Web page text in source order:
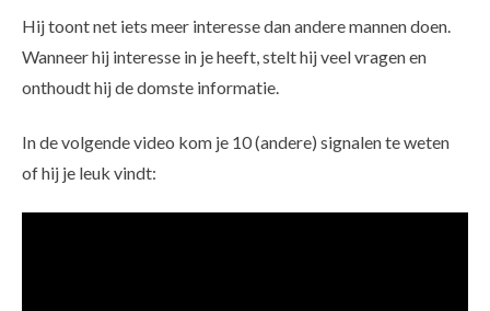
Hij toont net iets meer interesse dan andere mannen doen.
Wanneer hij interesse in je heeft, stelt hij veel vragen en
onthoudt hij de domste informatie.
In de volgende video kom je 10 (andere) signalen te weten
of hij je leuk vindt: